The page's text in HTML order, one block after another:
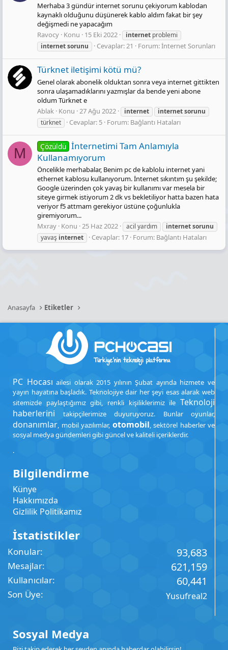
Merhaba 3 gündür internet sorunu çekiyorum kablodan
kaynaklı olduğunu düşünerek kablo aldım fakat bir şey
değişmedi ne yapacağım
Ravocy Konu 15 Eki 2022 internet problemi
internetsorunu Cevaplar: 21 Forum:İnternet Sorunları
Türknet iletişimi kötü mü?
Genel olarak abonelik olduktan sonra veya internet gittikten
sonra ulaşamadıklarını yazmışlar da bende yeni abone
oldum Türknet e
Ablak Konu 27 Ağu 2022 internet internetsorunu
türknet
Cevaplar: 5 Forum: Bağlantı Hataları
M Çözüldü İnternetimi Tam Anlamıyla
Kullanamıyorum
Öncelikle merhabalar, Benim pc de kablolu internet yani
ethernet kablosu kullanıyorum. İnternet sıkıntım şu şekilde;
Google üzerinden çok yavaş bir kullanımı var mesela bir
siteye girmek istiyorum 2 dk vs bekletiliyor hatta bazen hata
veriyor f5 attmam gerekiyor üstüne çoğunlukla
giremiyorum...
Mxray Konu 25 Haz 2022 acil yardım internetsorunu
yavaş internet Cevaplar: 17 Forum: Bağlantı Hataları
Anasayfa Etiketler
PC Hocası ailesi olarak 2015 yılının Şubat ayında hizmete ve
yayın hayatına başladık. Teknolojiye dair her şeyi esas alarak web
sitemizde paylaştığımız gibi, renkli kişiliklerimiz ile Teknoloji
haberlerini takipçilerimize duyuruyoruz. Bunlar oyunlar,
donanımlar, mobil yazılımlar, otomobil, sektörel haberler ve
sosyal medya gündemleri gibi güncel ve kaliteli içeriklerdir.
.
Bilgilendirme
Künye
Hakkımızda
Gizlilik Politikamız
İstatistikler
Konular 93,683
Mesajlar 621,159
Kullanıcılar 60,441
Son Üye Yusufreal2
Sosyal Medya